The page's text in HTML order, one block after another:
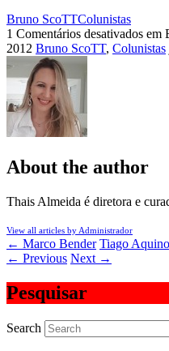
Bruno ScoTTColunistas
1 Comentários desativados em
2012 Bruno ScoTT, Colunistas
About the author
Thais Almeida é diretora e
View all articles by Administrador
← Marco Bender Tiago
← Previous Next →
Pesquisar
Search